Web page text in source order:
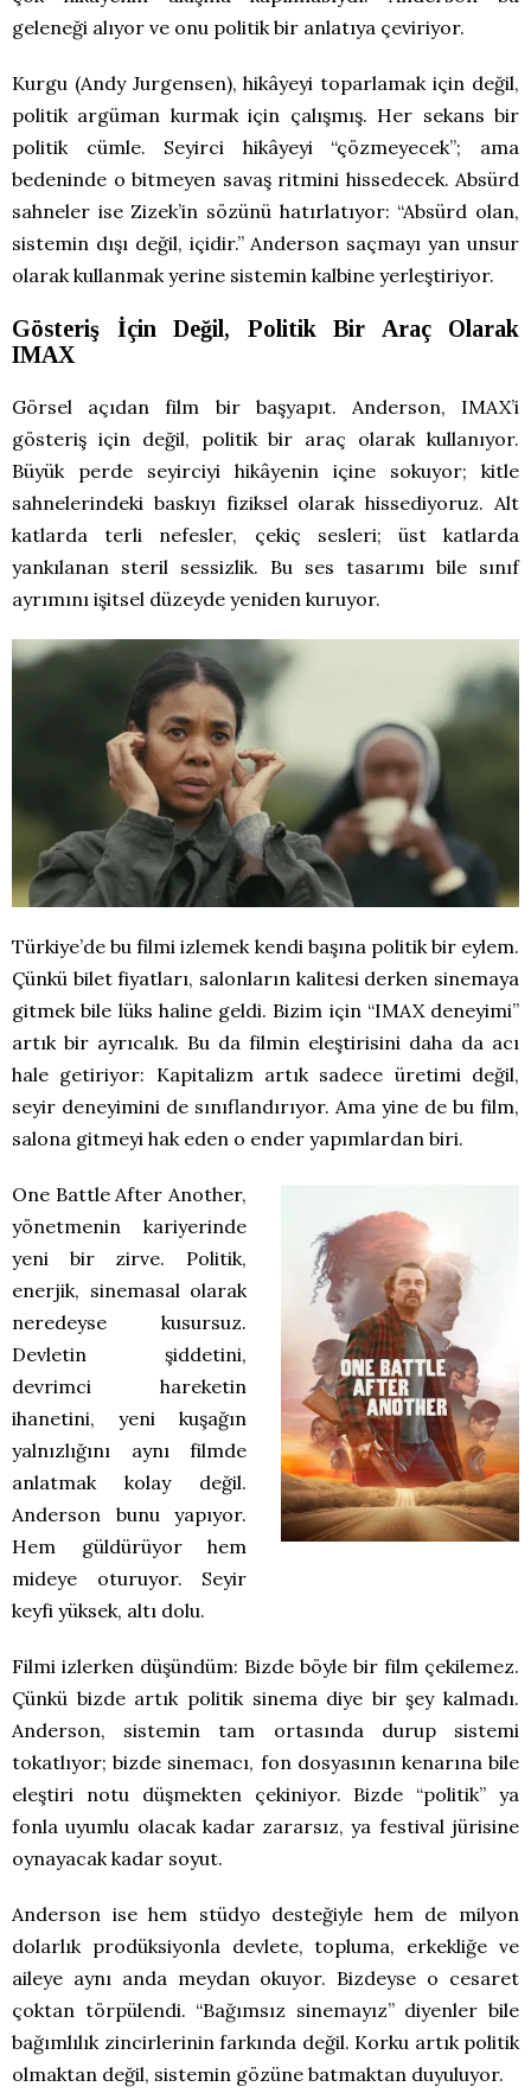
geleneği alıyor ve onu politik bir anlatıya çeviriyor.
Kurgu (Andy Jurgensen), hikâyeyi toparlamak için değil,
politik argüman kurmak için çalışmış. Her sekans bir
politik cümle. Seyirci hikâyeyi “çözmeyecek”; ama
bedeninde o bitmeyen savaş ritmini hissedecek. Absürd
sahneler ise Zizek’in sözünü hatırlatıyor: “Absürd olan,
sistemin dışı değil, içidir.” Anderson saçmayı yan unsur
olarak kullanmak yerine sistemin kalbine yerleştiriyor.
Gösteriş İçin Değil, Politik Bir Araç Olarak
IMAX
Görsel açıdan film bir başyapıt. Anderson, IMAX’i
gösteriş için değil, politik bir araç olarak kullanıyor.
Büyük perde seyirciyi hikâyenin içine sokuyor; kitle
sahnelerindeki baskıyı fiziksel olarak hissediyoruz. Alt
katlarda terli nefesler, çekiç sesleri; üst katlarda
yankılanan steril sessizlik. Bu ses tasarımı bile sınıf
ayrımını işitsel düzeyde yeniden kuruyor.
Türkiye’de bu filmi izlemek kendi başına politik bir eylem.
Çünkü bilet fiyatları, salonların kalitesi derken sinemaya
gitmek bile lüks haline geldi. Bizim için “IMAX deneyimi”
artık bir ayrıcalık. Bu da filmin eleştirisini daha da acı
hale getiriyor: Kapitalizm artık sadece üretimi değil,
seyir deneyimini de sınıflandırıyor. Ama yine de bu film,
salona gitmeyi hak eden o ender yapımlardan biri.
One Battle After Another,
yönetmenin kariyerinde
yeni bir zirve. Politik,
enerjik, sinemasal olarak
neredeyse kusursuz.
Devletin şiddetini,
devrimci hareketin
ihanetini, yeni kuşağın
yalnızlığını aynı filmde
anlatmak kolay değil.
Anderson bunu yapıyor.
Hem güldürüyor hem
mideye oturuyor. Seyir
keyfi yüksek, altı dolu.
Filmi izlerken düşündüm: Bizde böyle bir film çekilemez.
Çünkü bizde artık politik sinema diye bir şey kalmadı.
Anderson, sistemin tam ortasında durup sistemi
tokatlıyor; bizde sinemacı, fon dosyasının kenarına bile
eleştiri notu düşmekten çekiniyor. Bizde “politik” ya
fonla uyumlu olacak kadar zararsız, ya festival jürisine
oynayacak kadar soyut.
Anderson ise hem stüdyo desteğiyle hem de milyon
dolarlık prodüksiyonla devlete, topluma, erkekliğe ve
aileye aynı anda meydan okuyor. Bizdeyse o cesaret
çoktan törpülendi. “Bağımsız sinemayız” diyenler bile
bağımlılık zincirlerinin farkında değil. Korku artık politik
olmaktan değil, sistemin gözüne batmaktan duyuluyor.